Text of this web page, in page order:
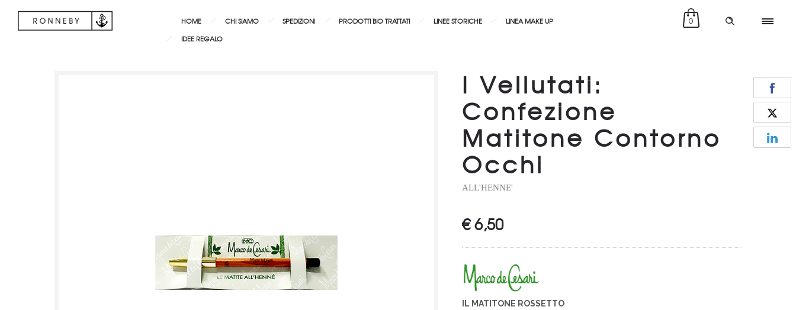
0
HOME CHI SIAMO SPEDIZIONI PRODOTTI BIO TRATTATI LINEE STORICHE
LINEA MAKE UP
IDEE REGALO
I Vellutati:
Confezione
Matitone Contorno
Occhi
ALL'HENNE'
€6,50
IL MATITONE ROSSETTO